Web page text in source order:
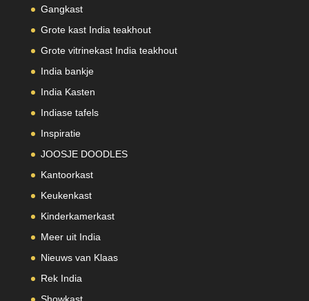
Gangkast
Grote kast India teakhout
Grote vitrinekast India teakhout
India bankje
India Kasten
Indiase tafels
Inspiratie
JOOSJE DOODLES
Kantoorkast
Keukenkast
Kinderkamerkast
Meer uit India
Nieuws van Klaas
Rek India